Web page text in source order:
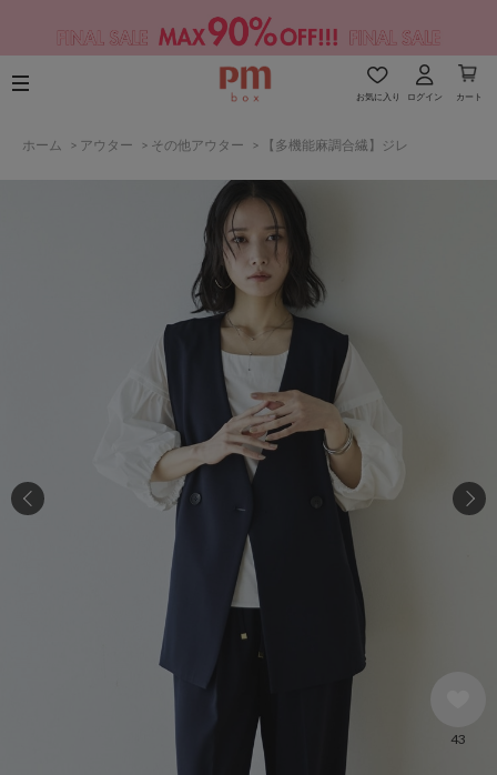
お気に入り ログイン カート
ホーム > アウター > その他アウター > 【多機能麻調合繊】ジレ
43